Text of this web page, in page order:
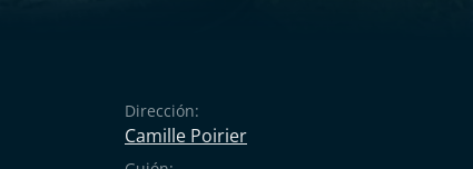
Dirección:
Camille Poirier